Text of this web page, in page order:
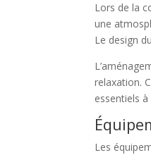
Lors de la
une
Le design
relaxation.
essentiels
Les